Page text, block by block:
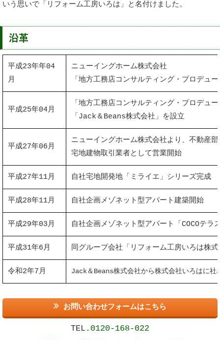
いう思いで「リフォーム工房いろは」と名付けました。
沿革
平成23年年04
月
ニューイングホーム株式会社
「地方工務店コンサルティング・プロデュ
平成25年04月
「地方工務店コンサルティング・プロデュ
「Jack＆Beans株式会社」を設立
平成27年06月
ニューイングホーム株式会社より、不動産
宅地建物取引業者として営業開始
平成27年11月 自社宅地開発地「ミライエ」シリーズ完成
平成28年11月 自社企画メゾネット型アパート建築開始
平成29年03月 自社企画メゾネット型アパート「COCOテラ
平成31年6月 同グループ会社「リフォーム工房いろは株
令和2年7月 Jack＆Beans株式会社から株式会社いろはに
お問い合わせフォームはこちら
TEL. 0120-168-022